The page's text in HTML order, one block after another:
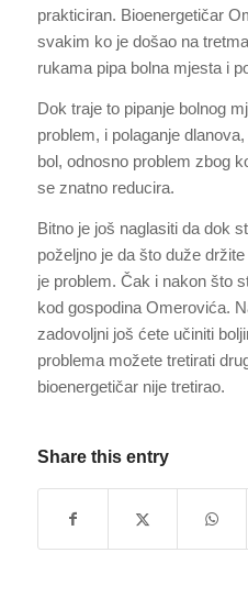
prakticiran. Bioenergetičar
svakim ko je došao na
rukama pipa bolna mjesta i
Dok traje to pipanje bolnog
problem, i polaganje
bol, odnosno problem zbog
se znatno reducira.
Bitno je još naglasiti da dok
poželjno je da što duže
je problem. Čak i nakon što
kod gospodina Omerovića.
zadovoljni još ćete učiniti
problema možete tretirati
bioenergetičar nije tretirao.
Share this entry